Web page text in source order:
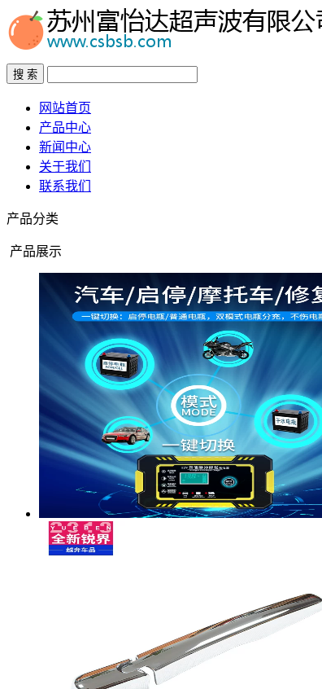
搜 索
网站首页
产品中心
新闻中心
关于我们
联系我们
产品分类
产品展示